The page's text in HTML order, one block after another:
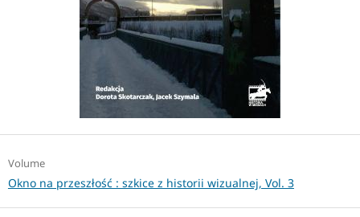
Volume
Okno na przeszłość : szkice z historii wizualnej, Vol. 3